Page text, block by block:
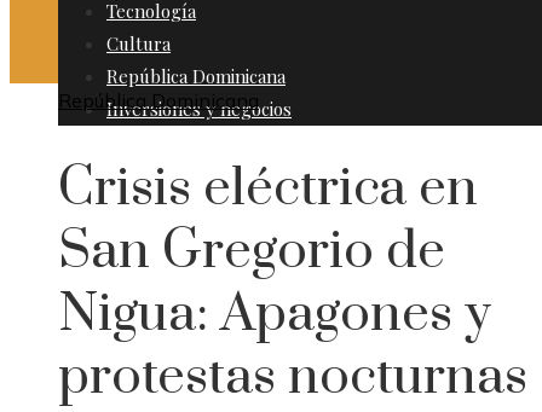
Tecnología
Cultura
República Dominicana
Inversiones y negocios
República Dominicana
Crisis eléctrica en
San Gregorio de
Nigua: Apagones y
protestas nocturnas